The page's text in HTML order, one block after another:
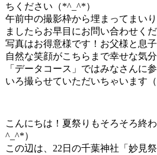
ちください（*^_^*）
午前中の撮影枠から埋まってまい
ましたらお早目にお問い合わせくだ
写真はお得意様です！お父様と息
自然な笑顔がこちらまで幸せな気
「データコース」ではみなさんに
いろ撮らせていただいちゃいます（
こんにちは！夏祭りもそろそろ終
^_^*）
この辺は、22日の千葉神社「妙見